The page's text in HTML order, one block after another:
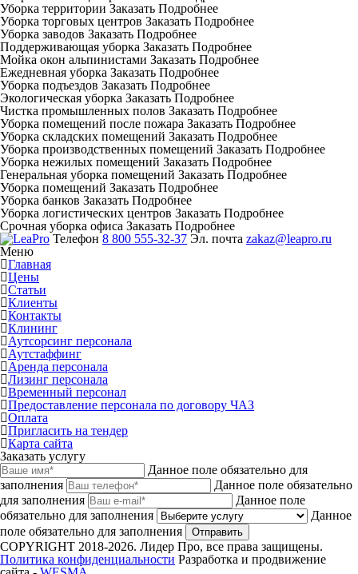
Уборка территории Заказать Подробнее
Уборка торговых центров Заказать Подробнее
Уборка заводов Заказать Подробнее
Поддерживающая уборка Заказать Подробнее
Мойка окон альпинистами Заказать Подробнее
Ежедневная уборка Заказать Подробнее
Уборка подъездов Заказать Подробнее
Экологическая уборка Заказать Подробнее
Чистка промышленных полов Заказать Подробнее
Уборка помещений после пожара Заказать Подробнее
Уборка складских помещений Заказать Подробнее
Уборка производственных помещений Заказать Подробнее
Уборка нежилых помещений Заказать Подробнее
Генеральная уборка помещений Заказать Подробнее
Уборка помещений Заказать Подробнее
Уборка банков Заказать Подробнее
Уборка логистических центров Заказать Подробнее
Срочная уборка офиса Заказать Подробнее
Телефон 8 800 555-32-37 Эл. почта zakaz@leapro.ru
Меню
Главная
Цены
Статьи
Клиенты
Контакты
Клининг
Аутсорсинг персонала
Аутстаффинг
Аренда персонала
Лизинг персонала
Временный персонал
Предоставление персонала по договору ЧАЗ
Оплата
Пригласить на тендер
Карта сайта
Заказать услугу
Данное поле обязательно для
заполнения
Данное поле обязательно
для заполнения
Данное поле
обязательно для заполнения
Данное
поле обязательно для заполнения
Отправить
COPYRIGHT 2018-2026. Лидер Про, все права защищены.
Политика конфиденциальности Разработка и продвижение